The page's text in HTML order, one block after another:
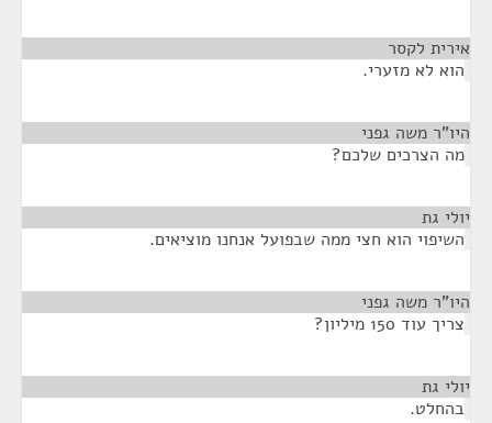
אירית לקסר
הוא לא מזערי.
היו"ר משה גפני
מה הצרכים שלכם?
יולי גת
השיפוי הוא חצי ממה שבפועל אנחנו מוציאים.
היו"ר משה גפני
צריך עוד 150 מיליון?
יולי גת
בהחלט.